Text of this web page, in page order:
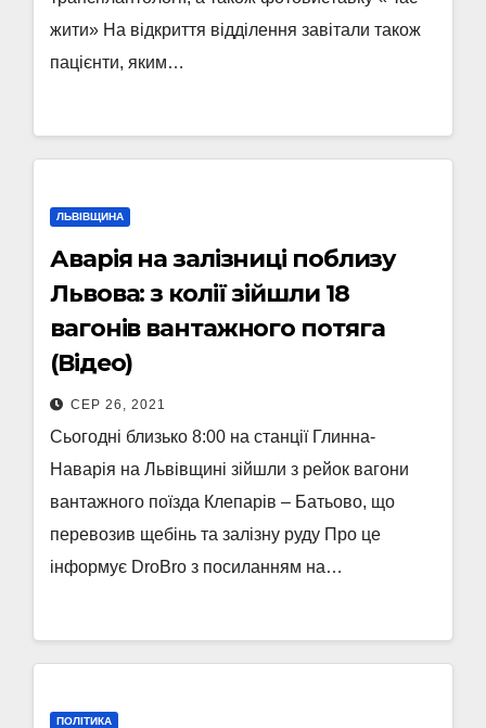
жити» На відкриття відділення завітали також
пацієнти, яким…
ЛЬВІВЩИНА
Аварія на залізниці поблизу
Львова: з колії зійшли 18
вагонів вантажного потяга
(Відео)
СЕР 26, 2021
Cьогодні близько 8:00 на станції Глинна-
Наварія на Львівщині зійшли з рейок вагони
вантажного поїзда Клепарів – Батьово, що
перевозив щебінь та залізну руду Про це
інформує DroBro з посиланням на…
ПОЛІТИКА